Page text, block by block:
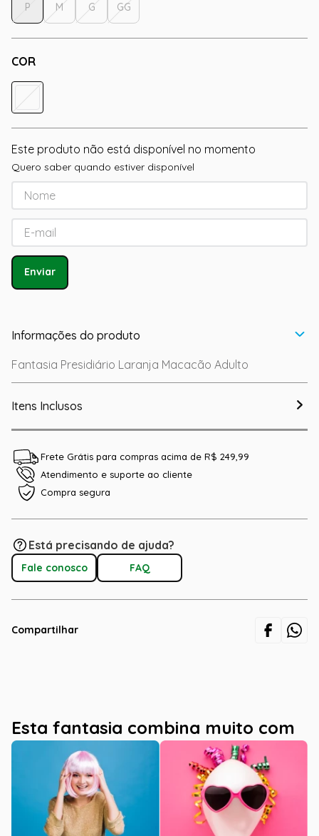
COR
P M G GG
Este produto não está disponível no momento
Quero saber quando estiver disponível
Enviar
Informações do produto
Fantasia Presidiário Laranja Macacão Adulto
Itens Inclusos
Frete Grátis para compras acima de R$ 249,99
Atendimento e suporte ao cliente
Compra segura
Está precisando de ajuda?
Fale conosco FAQ
Compartilhar
Esta fantasia combina muito com